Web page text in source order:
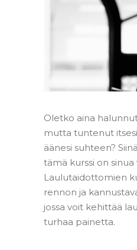
Oletko aina
mutta tuntenut
äänesi suhteen?
tämä kurssi on sinua
Laulutaidottomien
rennon ja
jossa voit kehittää
turhaa painetta.